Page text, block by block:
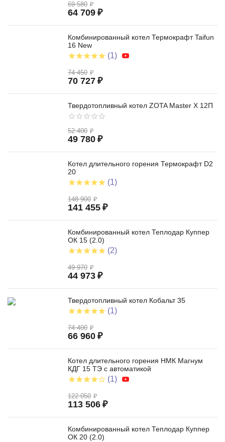
69 580 ₽
64 709 ₽
Комбинированный котел Термокрафт Taifun
16 New
(1)
74 450 ₽
70 727 ₽
Твердотопливный котел ZOTA Master X 12П
52 400 ₽
49 780 ₽
Котел длительного горения Термокрафт D2
20
(1)
148 900 ₽
141 455 ₽
Комбинированный котел Теплодар Куппер
ОК 15 (2.0)
(2)
49 970 ₽
44 973 ₽
Твердотопливный котел Кобальт 35
(1)
74 400 ₽
66 960 ₽
Котел длительного горения НМК Магнум
КДГ 15 ТЭ с автоматикой
(1)
122 050 ₽
113 506 ₽
Комбинированный котел Теплодар Куппер
ОК 20 (2.0)